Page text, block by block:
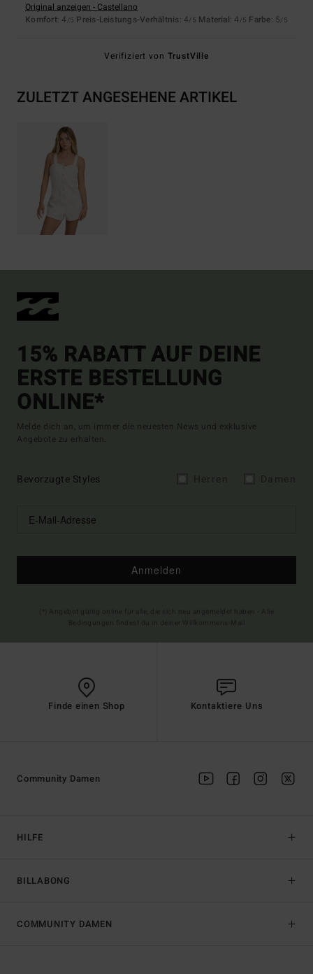
Original anzeigen - Castellano
Komfort: 4 /5 Preis-Leistungs-Verhältnis: 4/5 Material: 4 /5 Farbe: 5/5
Verifiziert von TrustVille
ZULETZT ANGESEHENE ARTIKEL
15% RABATT AUF DEINE
ERSTE BESTELLUNG
ONLINE*
Melde dich an, um immer die neuesten News und exklusive
Angebote zu erhalten.
Bevorzugte Styles
Anmelden
Finde einen Shop Kontaktiere Uns
HILFE
BILLABONG
Community Damen
COMMUNITY DAMEN